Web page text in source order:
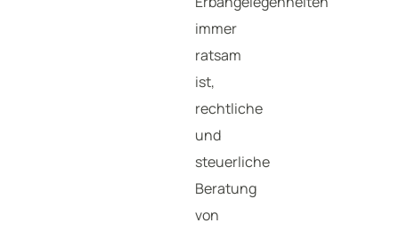
immer
ratsam
ist,
rechtliche
und
steuerliche
Beratung
von